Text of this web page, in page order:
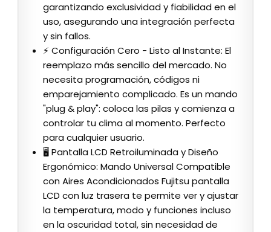
garantizando exclusividad y fiabilidad en el
uso, asegurando una integración perfecta
y sin fallos.
⚡ Configuración Cero - Listo al Instante: El
reemplazo más sencillo del mercado. No
necesita programación, códigos ni
emparejamiento complicado. Es un mando
"plug & play": coloca las pilas y comienza a
controlar tu clima al momento. Perfecto
para cualquier usuario.
🖥 Pantalla LCD Retroiluminada y Diseño
Ergonómico: Mando Universal Compatible
con Aires Acondicionados Fujitsu pantalla
LCD con luz trasera te permite ver y ajustar
la temperatura, modo y funciones incluso
en la oscuridad total, sin necesidad de